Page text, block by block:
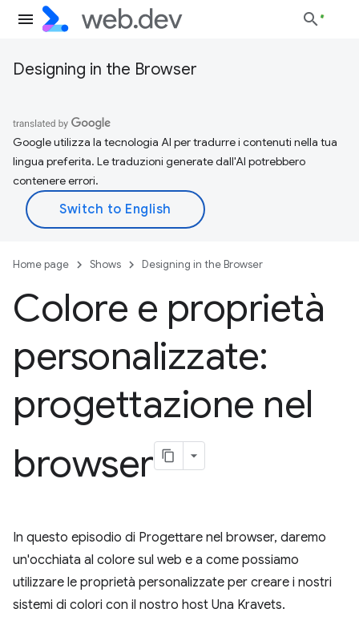
Designing in the Browser
Google utilizza la tecnologia AI per tradurre i contenuti nella tua
lingua preferita. Le traduzioni generate dall'AI potrebbero
contenere errori.
Home page Shows Designing in the Browser
Colore e proprietà
personalizzate:
progettazione nel
browser
In questo episodio di Progettare nel browser, daremo
un'occhiata al colore sul web e a come possiamo
utilizzare le proprietà personalizzate per creare i nostri
sistemi di colori con il nostro host Una Kravets.